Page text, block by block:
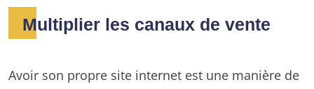
Multiplier les canaux de vente
Avoir son propre site internet est une manière de